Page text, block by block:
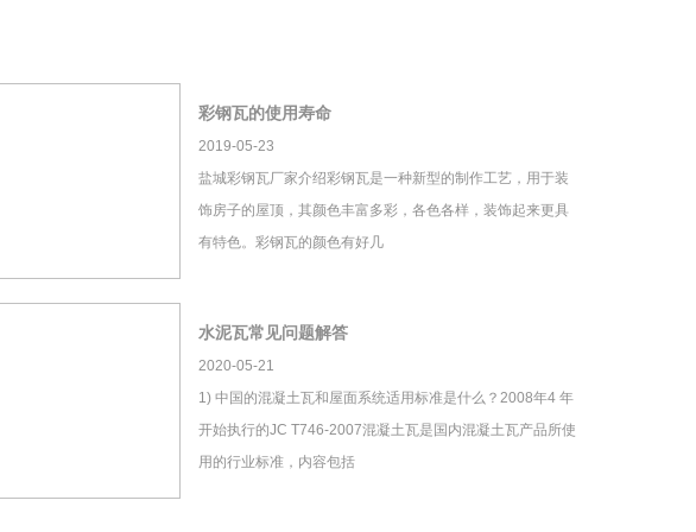
彩钢瓦的使用寿命
2019-05-23
盐城彩钢瓦厂家介绍彩钢瓦是一种新型的制作工艺，用于装
饰房子的屋顶，其颜色丰富多彩，各色各样，装饰起来更具
有特色。彩钢瓦的颜色有好几
水泥瓦常见问题解答
2020-05-21
1) 中国的混凝土瓦和屋面系统适用标准是什么？2008年4 年
开始执行的JC T746-2007混凝土瓦是国内混凝土瓦产品所使
用的行业标准，内容包括